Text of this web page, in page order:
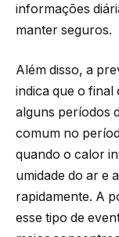
informações
manter seguros.
Além disso, a
indica que o
alguns períodos
comum no
quando o calor
umidade do ar e
rapidamente. A
esse tipo de